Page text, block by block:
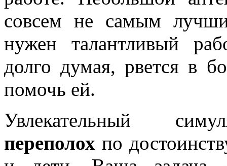
совсем не самым
нужен талантливый
долго думая, рвется в
помочь ей.
Увлекательный
переполох по